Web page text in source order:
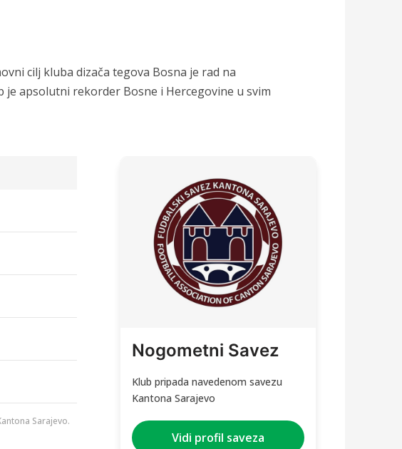
cilj kluba dizača tegova Bosna je rad na
apsolutni rekorder Bosne i Hercegovine u svim
Sarajevo.
Nogometni Savez
Klub pripada navedenom savezu
Kantona Sarajevo
Vidi profil saveza